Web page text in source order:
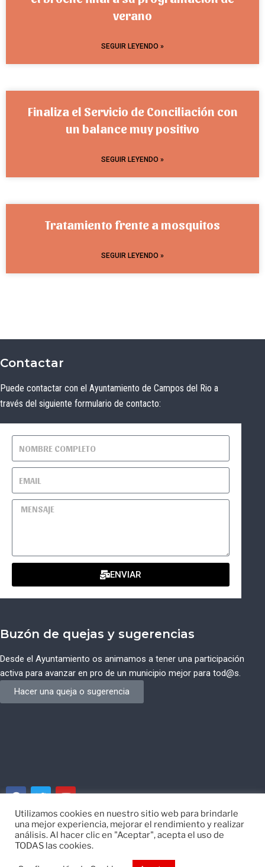
verano
SEGUIR LEYENDO »
Finaliza el Servicio de Conciliación con
un balance muy positivo
SEGUIR LEYENDO »
Tratamiento frente a mosquitos
SEGUIR LEYENDO »
Contactar
Puede contactar con el Ayuntamiento de Campos del Rio a
través del siguiente formulario de contacto:
ENVIAR
Buzón de quejas y sugerencias
Desde el Ayuntamiento os animamos a tener una participación
activa para avanzar en pro de un municipio mejor para tod@s.
Hacer una queja o sugerencia
© Ayuntamiento de Campos del Río de Murcia
Utilizamos cookies en nuestro sitio web para brindarle
una mejor experiencia, mejorar el rendimiento y realizar
análisis. Al hacer clic en "Aceptar", acepta el uso de
TODAS las cookies.